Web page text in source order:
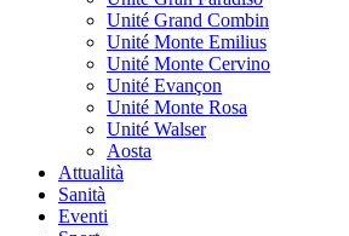
Unité Grand Combin
Unité Monte Emilius
Unité Monte Cervino
Unité Evançon
Unité Monte Rosa
Unité Walser
Aosta
Attualità
Sanità
Eventi